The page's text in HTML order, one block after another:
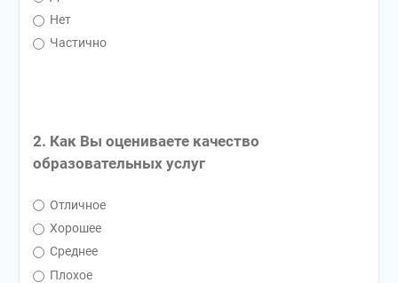
Нет
Частично
2. Как Вы оцениваете качество
образовательных услуг
Отличное
Хорошее
Среднее
Плохое